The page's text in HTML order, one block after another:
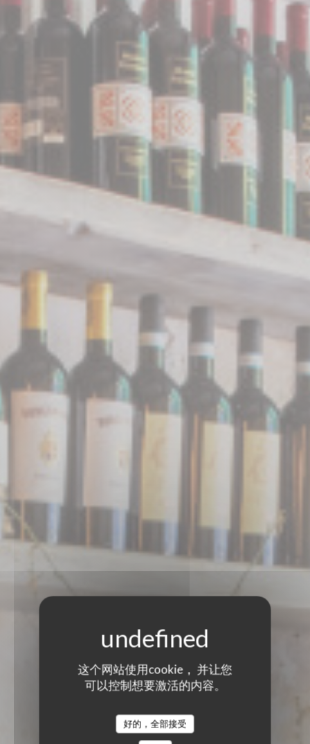
这个网站使用cookie， 并让您
可以控制想要激活的内容。
好的，全部接受
PICCOLA TOSCANA
PICCOLA TOSCANA
意大利餐厅|PARIS